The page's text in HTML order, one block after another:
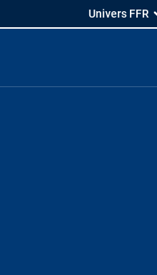
Univers FFR